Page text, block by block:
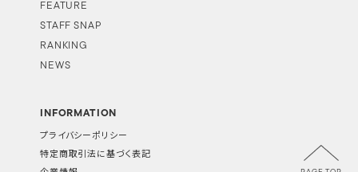
FEATURE
STAFF SNAP
RANKING
NEWS
INFORMATION
プライバシーポリシー
特定商取引法に基づく表記